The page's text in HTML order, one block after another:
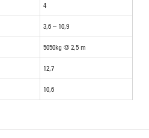
4
3,6 – 10,9
5050kg @ 2,5 m
12,7
10,6